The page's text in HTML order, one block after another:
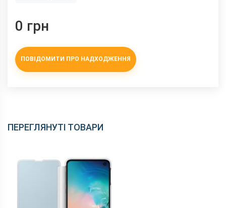
0 грн
ПОВІДОМИТИ ПРО НАДХОДЖЕННЯ
ПЕРЕГЛЯНУТІ ТОВАРИ